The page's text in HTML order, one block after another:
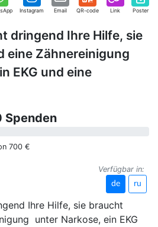
Instagram Email QR-code Link Poster
dringend Ihre Hilfe, sie
eine Zähnereinigung
EKG und eine
Spenden
700 €
Verfügbar in:
de ru
Ihre Hilfe, sie braucht
unter Narkose, ein EKG